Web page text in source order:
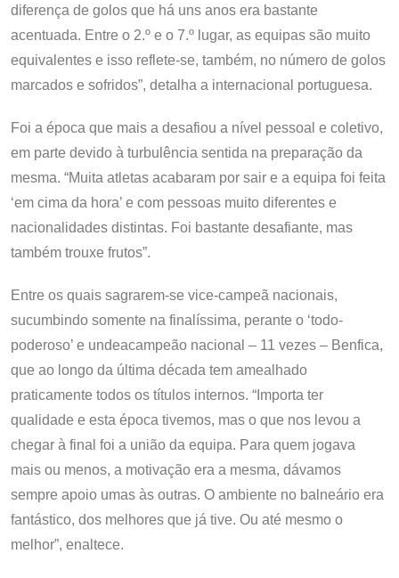
diferença de golos que há uns anos era bastante
acentuada. Entre o 2.º e o 7.º lugar, as equipas são muito
equivalentes e isso reflete-se, também, no número de golos
marcados e sofridos”, detalha a internacional portuguesa.
Foi a época que mais a desafiou a nível pessoal e coletivo,
em parte devido à turbulência sentida na preparação da
mesma. “Muita atletas acabaram por sair e a equipa foi feita
‘em cima da hora’ e com pessoas muito diferentes e
nacionalidades distintas. Foi bastante desafiante, mas
também trouxe frutos”.
Entre os quais sagrarem-se vice-campeã nacionais,
sucumbindo somente na finalíssima, perante o ‘todo-
poderoso’ e undeacampeão nacional – 11 vezes – Benfica,
que ao longo da última década tem amealhado
praticamente todos os títulos internos. “Importa ter
qualidade e esta época tivemos, mas o que nos levou a
chegar à final foi a união da equipa. Para quem jogava
mais ou menos, a motivação era a mesma, dávamos
sempre apoio umas às outras. O ambiente no balneário era
fantástico, dos melhores que já tive. Ou até mesmo o
melhor”, enaltece.